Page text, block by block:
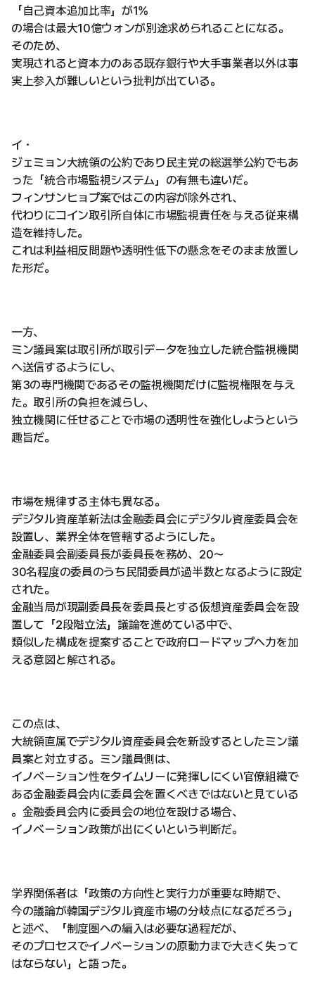
「自己資本追加比率」が1%
の場合は最大10億ウォンが別途求められることになる。
そのため、
実現されると資本力のある既存銀行や大手事業者以外は事
実上参入が難しいという批判が出ている。
イ・
ジェミョン大統領の公約であり民主党の総選挙公約でもあ
った「統合市場監視システム」の有無も違いだ。
フィンサンヒョプ案ではこの内容が除外され、
代わりにコイン取引所自体に市場監視責任を与える従来構
造を維持した。
これは利益相反問題や透明性低下の懸念をそのまま放置し
た形だ。
一方、
ミン議員案は取引所が取引データを独立した統合監視機関
へ送信するようにし、
第3の専門機関であるその監視機関だけに監視権限を与え
た。取引所の負担を減らし、
独立機関に任せることで市場の透明性を強化しようという
趣旨だ。
市場を規律する主体も異なる。
デジタル資産革新法は金融委員会にデジタル資産委員会を
設置し、業界全体を管轄するようにした。
金融委員会副委員長が委員長を務め、20〜
30名程度の委員のうち民間委員が過半数となるように設定
された。
金融当局が現副委員長を委員長とする仮想資産委員会を設
置して「2段階立法」議論を進めている中で、
類似した構成を提案することで政府ロードマップへ力を加
える意図と解される。
この点は、
大統領直属でデジタル資産委員会を新設するとしたミン議
員案と対立する。ミン議員側は、
イノベーション性をタイムリーに発揮しにくい官僚組織で
ある金融委員会内に委員会を置くべきではないと見ている
。金融委員会内に委員会の地位を設ける場合、
イノベーション政策が出にくいという判断だ。
学界関係者は「政策の方向性と実行力が重要な時期で、
今の議論が韓国デジタル資産市場の分岐点になるだろう」
と述べ、「制度圏への編入は必要な過程だが、
そのプロセスでイノベーションの原動力まで大きく失って
はならない」と語った。